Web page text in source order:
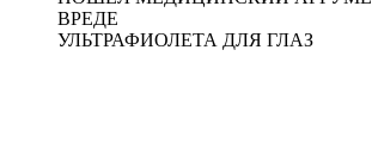
ВРЕДЕ
УЛЬТРАФИОЛЕТА ДЛЯ ГЛАЗ